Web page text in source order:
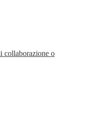
collaborazione o